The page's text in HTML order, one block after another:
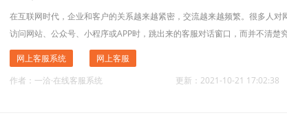
在互联网时代，企业和客户的关系越来越紧密，交流越来越频繁。很多人
访问网站、公众号、小程序或APP时，跳出来的客服对话窗口，而并不清楚
网上客服系统
网上客服
作者：一洽·在线客服系统
更新：2021-10-21 17:02:38